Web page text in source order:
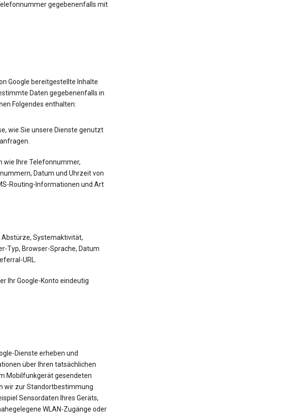
gegebenenfalls mit
Google bereitgestellte Inhalte
Daten gegebenenfalls in
Folgendes enthalten:
wie Sie unsere Dienste genutzt
Ihre Telefonnummer,
Datum und Uhrzeit von
Routing-Informationen und Art
Abstürze, Systemaktivität,
Typ, Browser-Sprache, Datum
URL.
Ihr Google-Konto eindeutig
Dienste erheben und
über Ihren tatsächlichen
Mobilfunkgerät gesendeten
wir zur Standortbestimmung
Sensordaten Ihres Geräts,
WLAN-Zugänge oder